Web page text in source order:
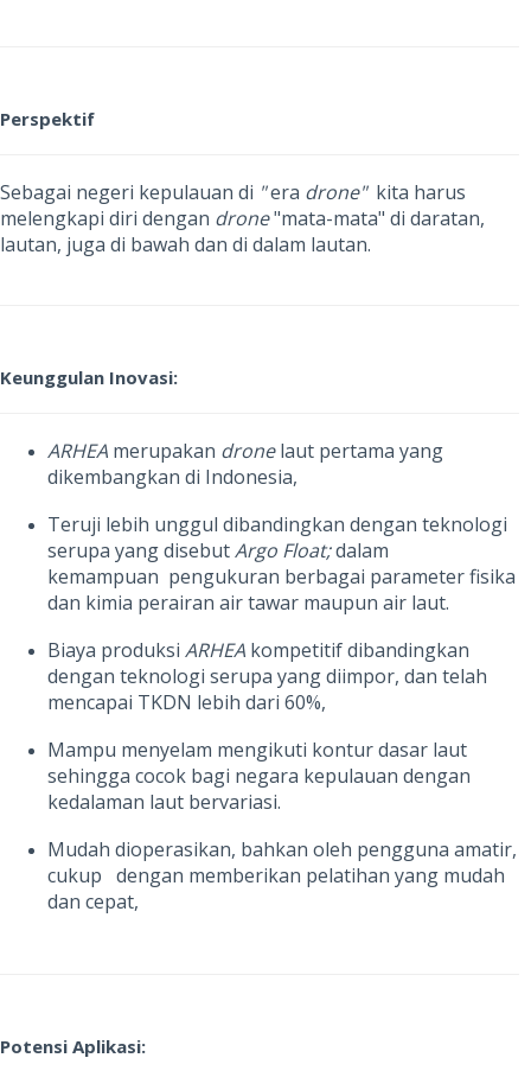
Perspektif
Sebagai negeri kepulauan di "era drone"kita harus
melengkapi diri dengan drone"mata-mata" di daratan,
lautan, juga di bawah dan di dalam lautan.
Keunggulan Inovasi:
ARHEA merupakan dronelaut pertama yang
dikembangkan di Indonesia,
Teruji lebih unggul dibandingkan dengan teknologi
serupa yang disebutArgo Float;dalam
kemampuan pengukuran berbagai parameter fisika
dan kimia perairan air tawar maupun air laut.
Biaya produksi ARHEA kompetitif dibandingkan
dengan teknologi serupa yang diimpor, dan telah
mencapai TKDN lebih dari 60%,
Mampu menyelam mengikuti kontur dasar laut
sehingga cocok bagi negara kepulauan dengan
kedalaman laut bervariasi.
Mudah dioperasikan, bahkan oleh pengguna amatir,
cukup dengan memberikan pelatihan yang mudah
dan cepat,
Potensi Aplikasi: